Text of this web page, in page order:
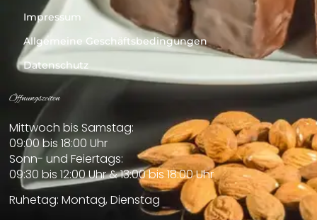
Impressum
Allgemeine Geschäftsbedingungen
Datenschutz
Öffnungszeiten
Mittwoch bis Samstag:
09:00 bis 18:00 Uhr
Sonn- und Feiertags:
09:30 bis 12:00 Uhr & 13:00 bis 18:00 Uhr
Ruhetag: Montag, Dienstag